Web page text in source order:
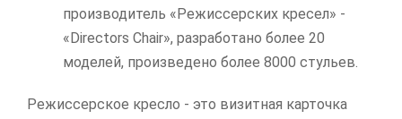
производитель «Режиссерских кресел» -
«Directors Chair», разработано более 20
моделей, произведено более 8000 стульев.
Режиссерское кресло - это визитная карточка